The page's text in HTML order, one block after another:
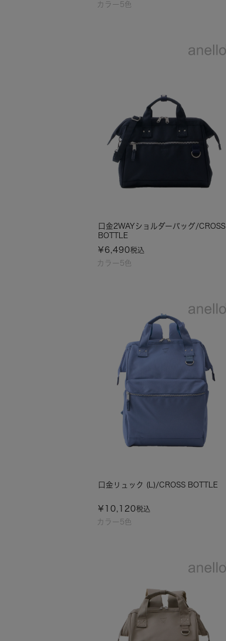
カラー5色
カラー5色
口金2WAYショルダーバッグ/CROSS
BOTTLE
¥ 6,490税込
カラー5色
口金リュック (L)/CROSS BOTTLE
¥ 10,120税込